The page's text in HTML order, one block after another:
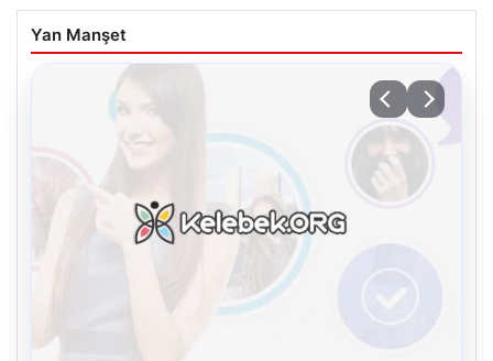
Yan Manşet